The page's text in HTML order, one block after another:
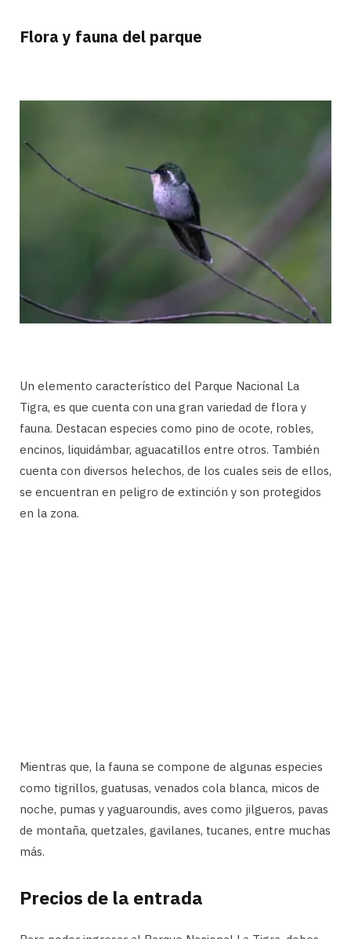
Flora y fauna del parque
Un elemento característico del Parque Nacional La
Tigra, es que cuenta con una gran variedad de flora y
fauna. Destacan especies como pino de ocote, robles,
encinos, liquidámbar, aguacatillos entre otros. También
cuenta con diversos helechos, de los cuales seis de ellos,
se encuentran en peligro de extinción y son protegidos
en la zona.
Mientras que, la fauna se compone de algunas especies
como tigrillos, guatusas, venados cola blanca, micos de
noche, pumas y yaguaroundis, aves como jilgueros, pavas
de montaña, quetzales, gavilanes, tucanes, entre muchas
más.
Precios de la entrada